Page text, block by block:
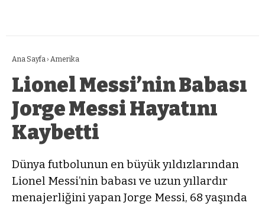
Ana Sayfa › Amerika
Lionel Messi’nin Babası
Jorge Messi Hayatını
Kaybetti
Dünya futbolunun en büyük yıldızlarından
Lionel Messi’nin babası ve uzun yıllardır
menajerliğini yapan Jorge Messi, 68 yaşında